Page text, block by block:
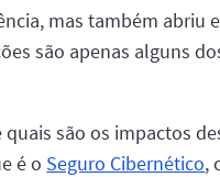
mas também abriu
são apenas alguns
são os impactos
é o Seguro Cibernético,